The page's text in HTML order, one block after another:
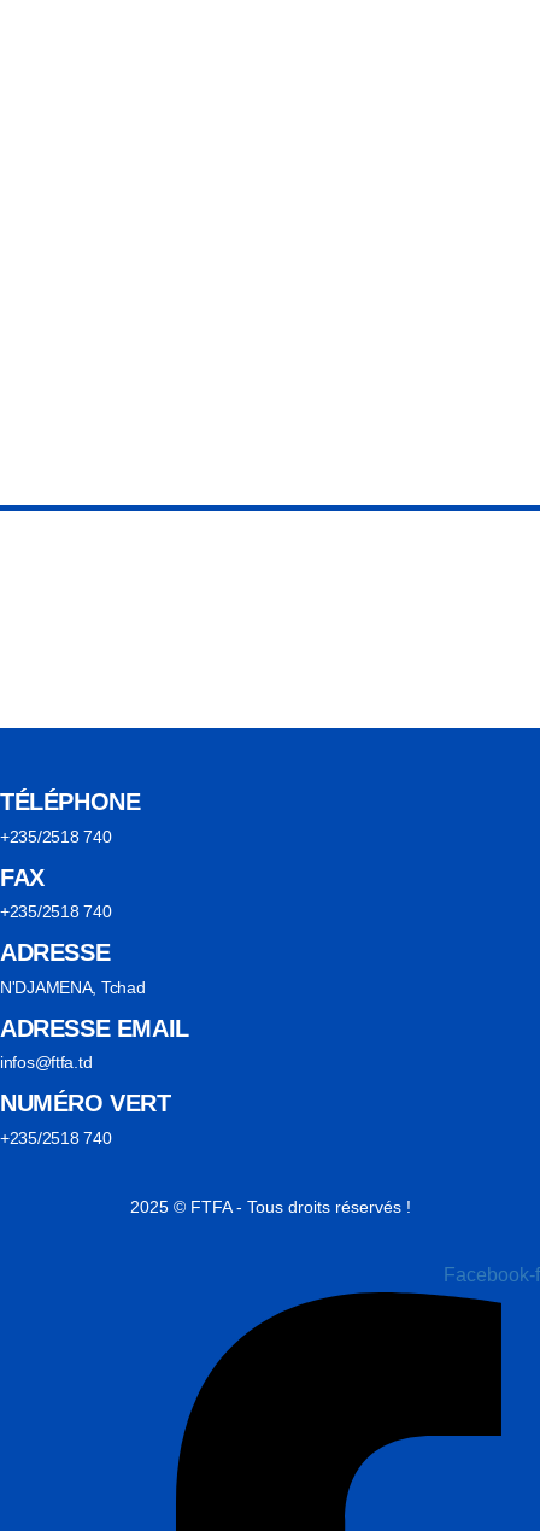
TÉLÉPHONE
+235/2518 740
FAX
+235/2518 740
ADRESSE
N'DJAMENA, Tchad
ADRESSE EMAIL
infos@ftfa.td
NUMÉRO VERT
+235/2518 740
2025 © FTFA - Tous droits réservés !
Facebook-f